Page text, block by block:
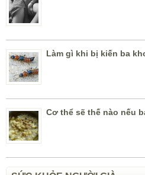
SỨC KHỎE NGƯỜI GIÀ
Những điều cần biết
10 dấu hiệu bệnh ung
Những điểm mới trong